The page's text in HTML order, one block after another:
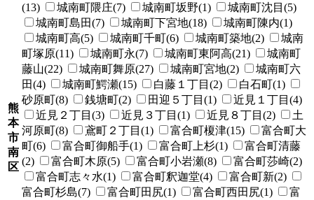
熊
本
市
南
区
(13)
城南町隈庄(7) 城南町坂野(1)
城南町沈目(5)
城南町島田(7)
城南町下宮地(18)
城南町陳内(1)
城南町高(5)
城南町千町(6) 城南町築地(2)
城南
町塚原(11)
城南町永(7) 城南町東阿高(21)
城南町
藤山(22)
城南町舞原(27) 城南町宮地(2)
城南町六
田(4)
城南町鰐瀬(15) 白藤１丁目(2)
白石町(1)
砂原町(8)
銭塘町(2) 田迎５丁目(1)
近見１丁目(4)
近見２丁目(3)
近見３丁目(1) 近見８丁目(2)
土
河原町(8)
鳶町２丁目(1) 富合町榎津(15)
富合町大
町(6)
富合町御船手(1) 富合町上杉(1)
富合町清藤
(2)
富合町木原(5) 富合町小岩瀬(8)
富合町莎崎(2)
富合町志々水(1)
富合町釈迦堂(4)
富合町新(2)
富合町杉島(7)
富合町田尻(1) 富合町西田尻(1)
富